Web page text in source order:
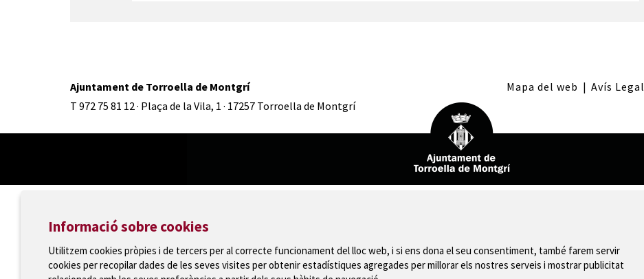
Ajuntament de Torroella de Montgrí
T 972 75 81 12 · Plaça de la Vila, 1 · 17257 Torroella de Montgrí
Mapa del web | Avís Legal
Informació sobre cookies
Utilitzem cookies pròpies i de tercers per al correcte funcionament del lloc web, i si ens dona el seu consentiment, també farem servir
cookies per recopilar dades de les seves visites per obtenir estadístiques agregades per millorar els nostres serveis i mostrar publicitat